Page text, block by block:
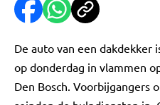
De auto van een dakdekker
op donderdag in vlammen
Den Bosch. Voorbijgangers